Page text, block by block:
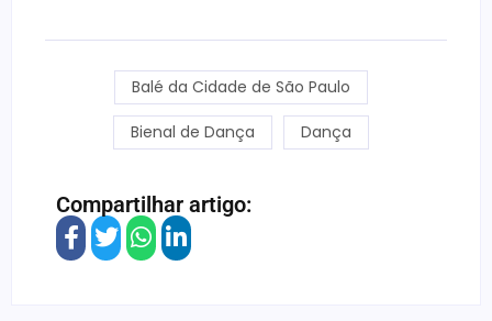
Balé da Cidade de São Paulo
Bienal de Dança Dança
Compartilhar artigo: